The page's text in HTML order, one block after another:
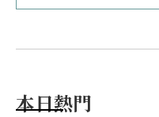
本日熱門